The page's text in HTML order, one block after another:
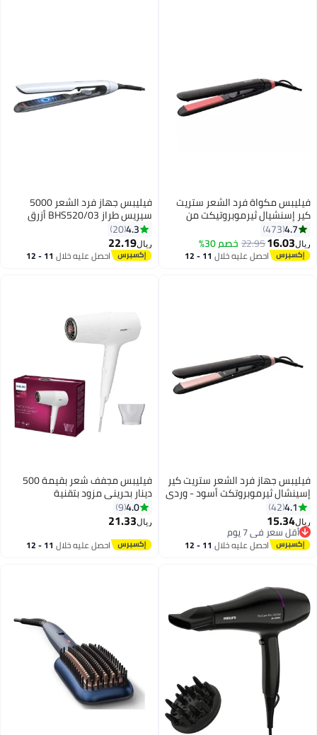
فيليبس مكواة فرد الشعر ستريت
كير إسنشيال ثيرموبروتيكت من
فيليبس، 6 إعدادات لدرجة الحرارة
تصل إلى 230 درجة مئوية.
BHS376/03 متعدد الألوان 21.9سم
4.7
473
ريال16.03
22.95خصم 30%
احصل عليه خلال 11 - 12
فيليبس جهاز فرد الشعر 5000
سيريس طراز BHS520/03 أزرق
2.5*10.5سم4.3
20
ريال22.19
احصل عليه خلال 11 - 12
فيليبس جهاز فرد الشعر ستريت كير
إسينشال ثيرموبروتكت أسود - وردي
38.6سم4.1
42
ريال15.34
أقل سعر في 7 يوم
أقل سعر في 7 يوماحصل عليه خلال 11 - 12
فيليبس مجفف شعر بقيمة 500
دينار بحريني مزود بتقنية
بقدرة 2100 وات
4.0
9
ريال21.33
احصل عليه خلال 11 - 12